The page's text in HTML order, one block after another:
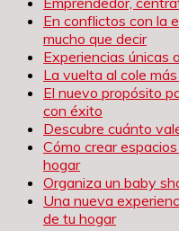
En conflictos con la
mucho que decir
Experiencias únicas
La vuelta al cole
El nuevo propósito
con éxito
Descubre cuánto
Cómo crear
hogar
Organiza un baby
Una nueva
de tu hogar